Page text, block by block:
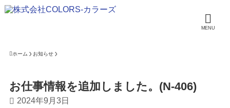
MENU
ホーム お知らせ
お仕事情報を追加しました。(N-406)
2024年9月3日